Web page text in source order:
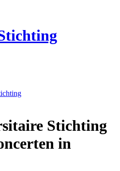
Stichting
in